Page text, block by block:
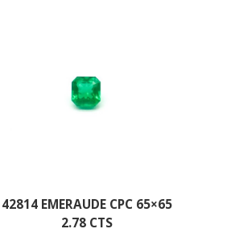
42814 EMERAUDE CPC 65×65
2.78 CTS